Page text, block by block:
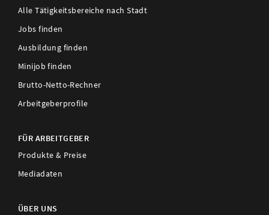
Alle Tätigkeitsbereiche nach Stadt
Jobs finden
Ausbildung finden
Minijob finden
Brutto-Netto-Rechner
Arbeitgeberprofile
FÜR ARBEITGEBER
Produkte & Preise
Mediadaten
ÜBER UNS